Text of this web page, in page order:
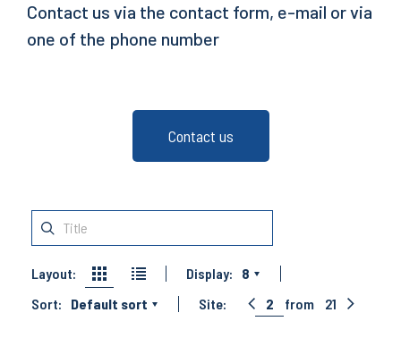
Contact us via the contact form, e-mail or via
one of the phone number
Contact us
Layout: Display:
8
Sort:
Default sort Site: 2 from 21